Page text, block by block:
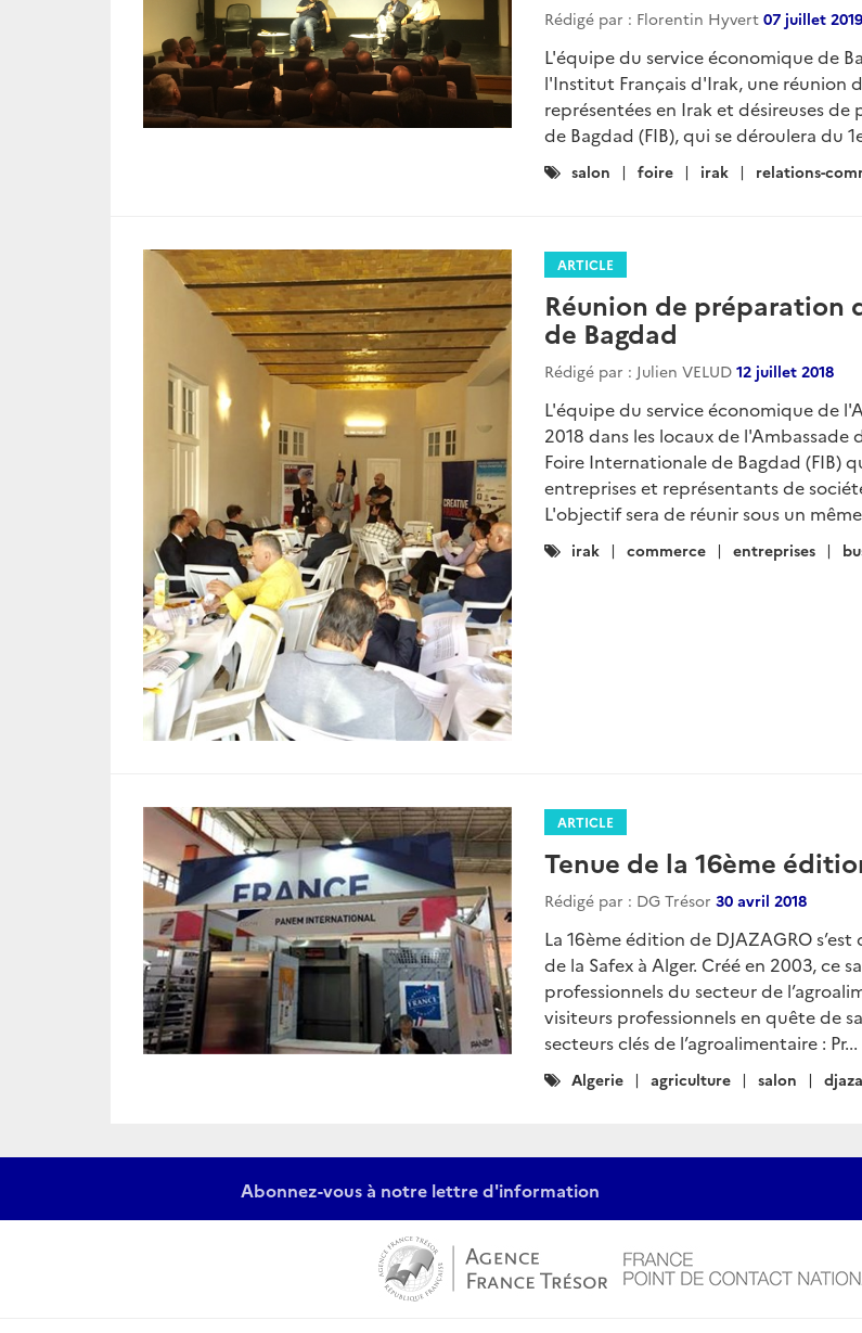
Rédigé par : Florentin Hyvert 07 juillet 2019
L'équipe du service économique de
l'Institut Français d'Irak, une réunion
représentées en Irak et désireuses
de Bagdad (FIB), qui se déroulera du
Catégories
salon foire irak relations-
ARTICLE
Réunion de préparation
de Bagdad
Rédigé par : Julien VELUD 12 juillet 2018
L'équipe du service économique de
2018 dans les locaux de
Foire Internationale de Bagdad (FIB)
entreprises et représentants de
L'objectif sera de réunir sous un
Catégories
irak commerce entreprises
ARTICLE
Tenue de la 16ème
Rédigé par : DG Trésor 30 avril 2018
La 16ème édition de DJAZAGRO
de la Safex à Alger. Créé en 2003, ce
professionnels du secteur de
visiteurs professionnels en quête de
secteurs clés de l’agroalimentaire : Pr...
Catégories
Algerie agriculture salon
Abonnez-vous à notre lettre d'information